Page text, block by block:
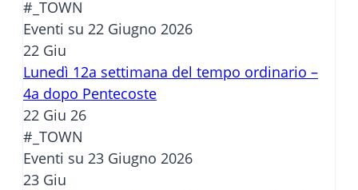
#_TOWN
Eventi su 22 Giugno 2026
22 Giu
Lunedì 12a settimana del tempo ordinario –
4a dopo Pentecoste
22 Giu 26
#_TOWN
Eventi su 23 Giugno 2026
23 Giu